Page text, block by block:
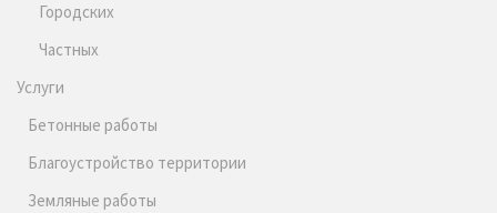
Городских
Частных
Услуги
Бетонные работы
Благоустройство территории
Земляные работы